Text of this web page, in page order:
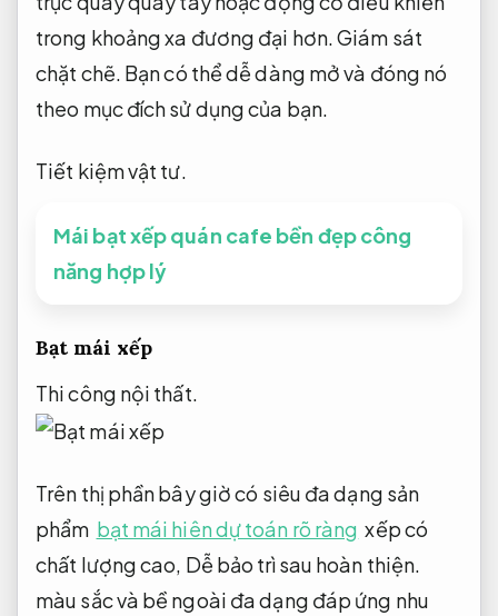
trong khoảng xa đương đại hơn.Giám sát
chặt chẽ. Bạn có thể dễ dàng mở và đóng nó
theo mục đích sử dụng của bạn.
Tiết kiệm vật tư.
Mái bạt xếp quán cafe bền đẹp công
năng hợp lý
Bạt mái xếp
Thi công nội thất.
Trên thị phần bây giờ có siêu đa dạng sản
phẩm bạt mái hiên dự toán rõ ràng xếp có
chất lượng cao, Dễ bảo trì sau hoàn thiện.
màu sắc và bề ngoài đa dạng đáp ứng nhu